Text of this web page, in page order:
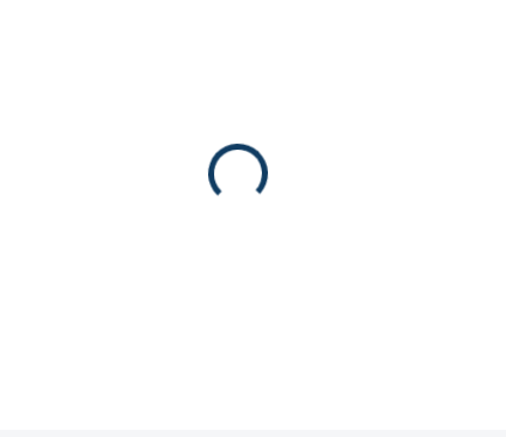
Kompresní šortky pro